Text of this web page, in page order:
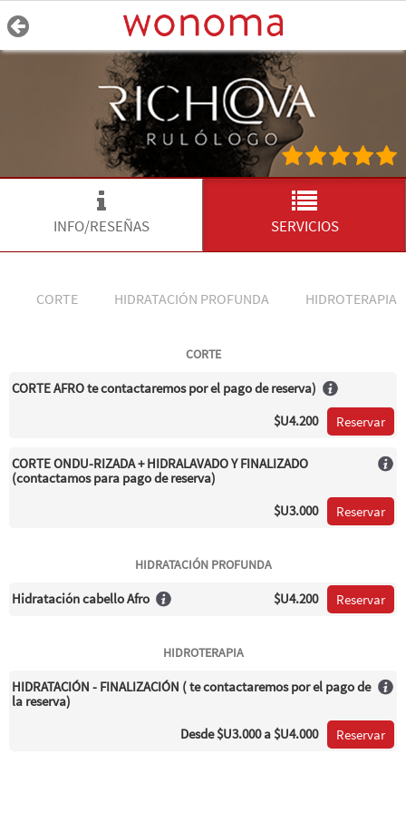
INFO/RESEÑAS SERVICIOS
CORTE HIDRATACIÓN PROFUNDA HIDROTERAPIA
CORTE
CORTE AFRO te contactaremos por el pago de reserva)
$U4.200
Reservar
CORTE ONDU-RIZADA + HIDRALAVADO Y FINALIZADO
(contactamos para pago de reserva)
$U3.000
Reservar
HIDRATACIÓN PROFUNDA
Hidratación cabello Afro $U4.200 Reservar
HIDROTERAPIA
HIDRATACIÓN - FINALIZACIÓN ( te contactaremos por el pago de
la reserva)
Desde$U3.000a $U4.000 Reservar